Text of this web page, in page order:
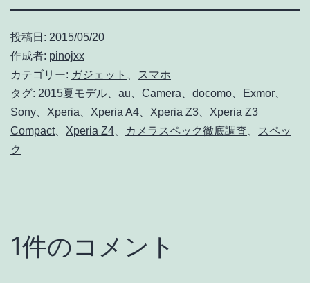
投稿日: 2015/05/20
作成者: pinojxx
カテゴリー: ガジェット
スマホ
タグ: 2015夏モデル au Camera docomo Exmor
Sony
Xperia Xperia A4 Xperia Z3
Xperia Z3
Compact、 Xperia Z4 カメラスペック徹底調査
スペッ
ク
1件のコメント